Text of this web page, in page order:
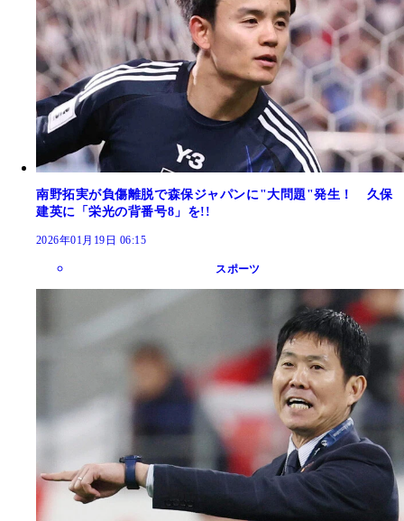
南野拓実が負傷離脱で森保ジャパンに"大問題"発生！ 久保
建英に「栄光の背番号8」を!!
2026年01月19日 06:15
スポーツ